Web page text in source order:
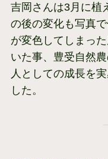
吉岡さんは3月に植
の後の変化も写真
が変色してしまっ
いた事、豊受自然
人としての成長を
した。